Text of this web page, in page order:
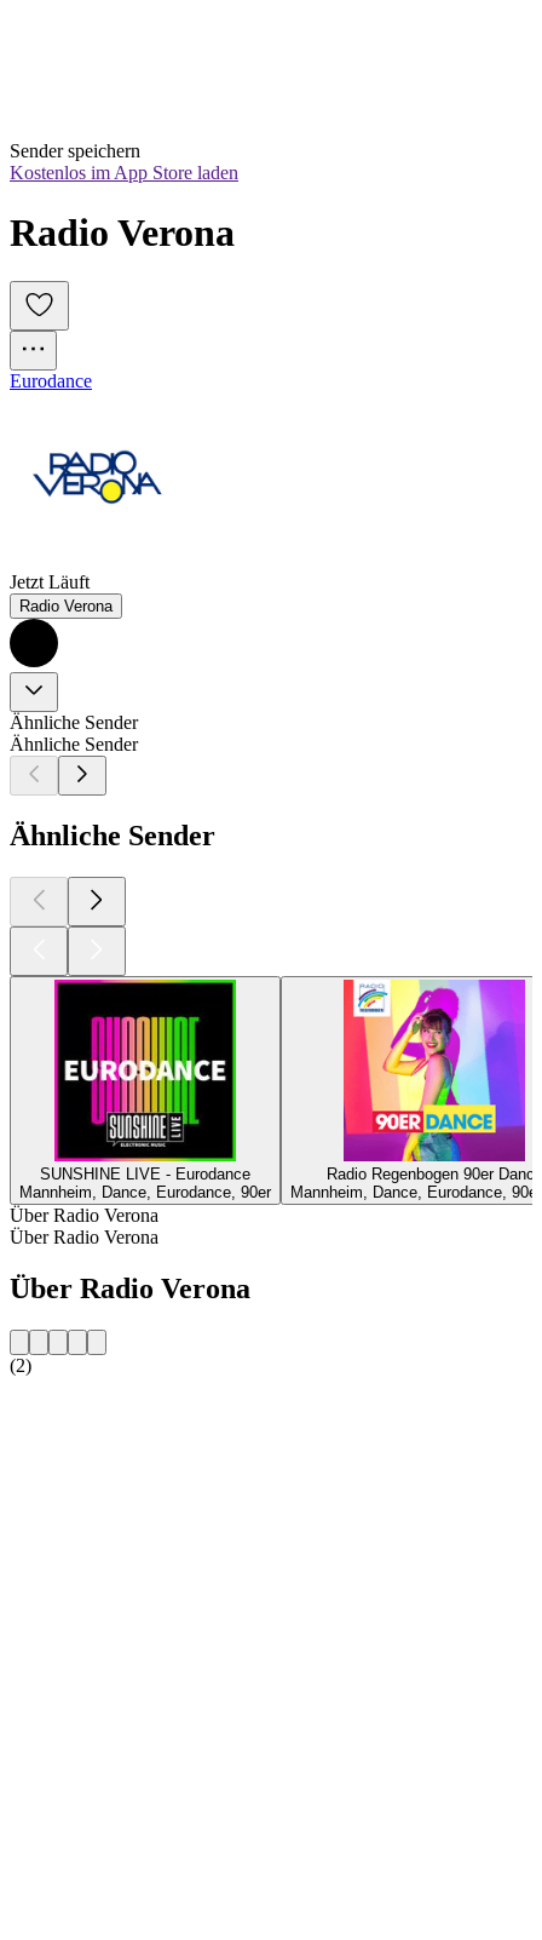
Sender speichern
Kostenlos im App Store laden
Radio Verona
Eurodance
Jetzt Läuft
Radio Verona
Ähnliche Sender
Ähnliche Sender
Ähnliche Sender
SUNSHINE LIVE - Eurodance
Mannheim, Dance, Eurodance, 90er
Radio Regenbogen 90er Dance
Mannheim, Dance, Eurodance,
Über Radio Verona
Über Radio Verona
Über Radio Verona
(2)